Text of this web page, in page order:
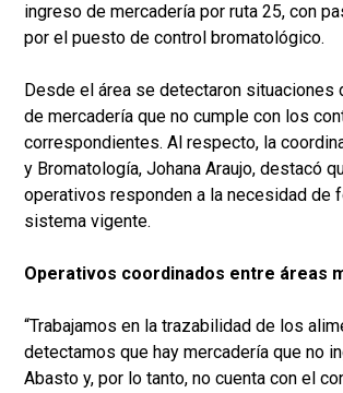
ingreso de mercadería por ruta 25, con
por el puesto de control bromatológico.
Desde el área se detectaron situaciones
de mercadería que no cumple con los
correspondientes. Al respecto, la
y Bromatología, Johana Araujo, destacó
operativos responden a la necesidad de
sistema vigente.
Operativos coordinados entre áreas
“Trabajamos en la trazabilidad de los
detectamos que hay mercadería que no
Abasto y, por lo tanto, no cuenta con el